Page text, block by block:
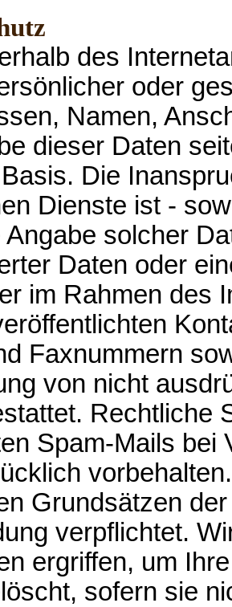
des
oder
Namen,
dieser Daten
Die
Dienste ist -
solcher
Daten oder
im Rahmen des
Faxnummern
von nicht
Rechtliche
Spam-Mails bei
vorbehalten.
Grundsätzen
verpflichtet.
ergriffen, um
sofern sie